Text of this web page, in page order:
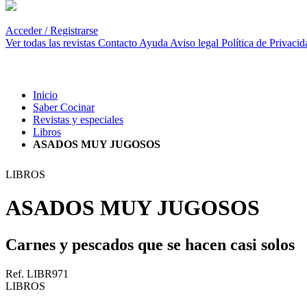
Acceder / Registrarse
Ver todas las revistas Contacto Ayuda Aviso legal Política de
Inicio
Saber Cocinar
Revistas y especiales
Libros
ASADOS MUY JUGOSOS
LIBROS
ASADOS MUY JUGOSOS
Carnes y pescados que se hacen casi solos
Ref. LIBR971
LIBROS